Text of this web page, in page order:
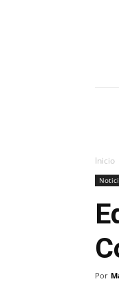
Inicio
Por